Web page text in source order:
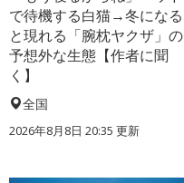
で待機する白猫→冬になる
と現れる「腕枕ヤクザ」の
予想外な生態【作者に聞
く】
全国
2026年8月8日 20:35 更新